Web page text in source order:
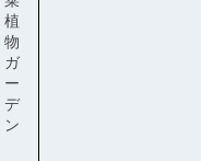
植
物
ガ
ー
デ
ン